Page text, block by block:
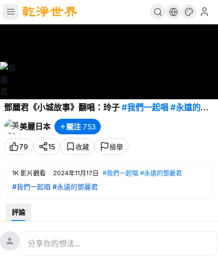
鄧麗君《小城故事》翻唱：玲子 #我們一起唱 #永遠的鄧
麗君
美麗日本
關注·753
79 15 收藏 檢舉
1K 影片觀看 · 2024年11月17日 #我們一起唱 #永遠的鄧麗君
#我們一起唱 #永遠的鄧麗君
評論